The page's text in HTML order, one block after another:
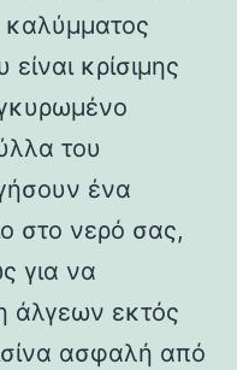
κρίσιμης
του
ένα
στο νερό σας,
για να
άλγεων εκτός
ασφαλή από